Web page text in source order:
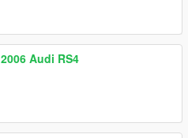
2006 Audi RS4